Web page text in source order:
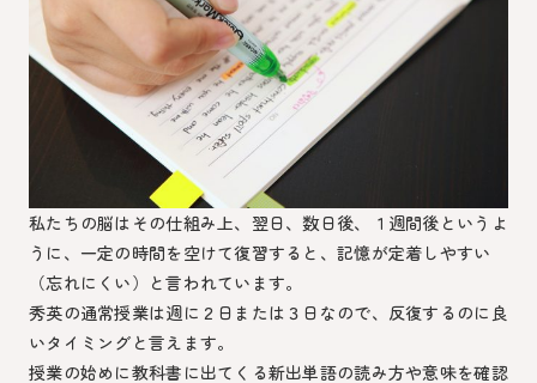
私たちの脳はその仕組み上、翌日、数日後、１週間後というよ
うに、一定の時間を空けて復習すると、記憶が定着しやすい
（忘れにくい）と言われています。
秀英の通常授業は週に２日または３日なので、反復するのに良
いタイミングと言えます。
授業の始めに教科書に出てくる新出単語の読み方や意味を確認